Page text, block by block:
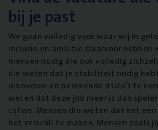
bij je past
We gaan volledig voor waar wij in
inclusie en ambitie. Daarvoor hebben
mensen nodig die ook volledig
die weten dat je stabiliteit nodig
innoveren en berekende risico’s te
weten dat deze job meer is dan
cijfers. Mensen die weten dat het
het verschil te maken. Mensen zoals